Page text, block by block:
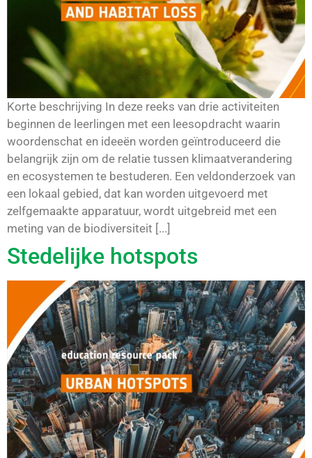
Korte beschrijving In deze reeks van drie activiteiten
beginnen de leerlingen met een leesopdracht waarin
woordenschat en ideeën worden geïntroduceerd die
belangrijk zijn om de relatie tussen klimaatverandering
en ecosystemen te bestuderen. Een veldonderzoek van
een lokaal gebied, dat kan worden uitgevoerd met
zelfgemaakte apparatuur, wordt uitgebreid met een
meting van de biodiversiteit [...]
Stedelijke hotspots